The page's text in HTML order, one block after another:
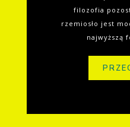
filozofia
rzemiosło jest
najwyższą